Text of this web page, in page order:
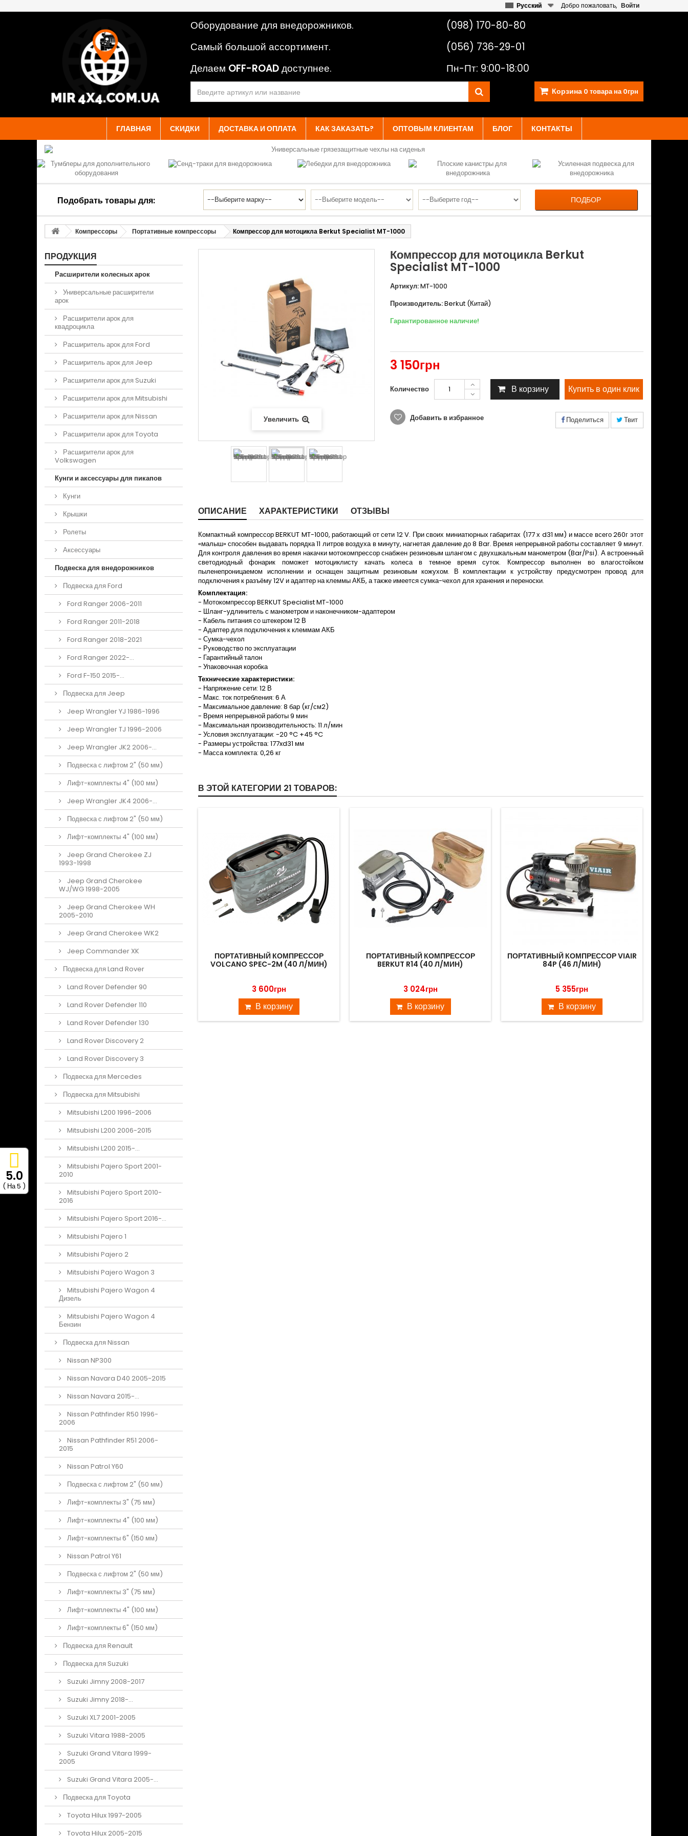
Добро пожаловать, Войти
Русский
Оборудование для внедорожников.
(098) 170-80-80
Самый большой ассортимент.
(056) 736-29-01
Делаем OFF-ROADдоступнее. Пн-Пт: 9:00-18:00
Корзина 0 товара на 0грн
ГЛАВНАЯ СКИДКИ ДОСТАВКА И ОПЛАТА КАК ЗАКАЗАТЬ? ОПТОВЫМ КЛИЕНТАМ БЛОГ КОНТАКТЫ
Подобрать товары для: ПОДБОР
Компрессоры Портативные компрессоры Компрессор для мотоцикла Berkut Specialist MT-1000
ПРОДУКЦИЯ
Расширители колесных арок
Универсальные расширители
арок
Расширители арок для
квадроцикла
Расширитель арок для Ford
Расширитель арок для Jeep
Расширители арок для Suzuki
Расширители арок для Mitsubishi
Расширители арок для Nissan
Расширители арок для Toyota
Расширители арок для
Volkswagen
Кунги и аксессуары для пикапов
Кунги
Крышки
Ролеты
Аксессуары
Подвеска для внедорожников
Подвеска для Ford
Ford Ranger 2006-2011
Ford Ranger 2011-2018
Ford Ranger 2018-2021
Ford Ranger 2022-...
Ford F-150 2015-...
Подвеска для Jeep
Jeep Wrangler YJ 1986-1996
Jeep Wrangler TJ 1996-2006
Jeep Wrangler JK2 2006-...
Подвеска с лифтом 2" (50 мм)
Лифт-комплекты 4" (100 мм)
Jeep Wrangler JK4 2006-...
Подвеска с лифтом 2" (50 мм)
Лифт-комплекты 4" (100 мм)
Jeep Grand Cherokee ZJ
1993-1998
Jeep Grand Cherokee
WJ/WG 1998-2005
Jeep Grand Cherokee WH
2005-2010
Jeep Grand Cherokee WK2
Jeep Commander XK
Подвеска для Land Rover
Land Rover Defender 90
Land Rover Defender 110
Land Rover Defender 130
Land Rover Discovery 2
Land Rover Discovery 3
Подвеска для Mercedes
Подвеска для Mitsubishi
Mitsubishi L200 1996-2006
Mitsubishi L200 2006-2015
Mitsubishi L200 2015-...
Mitsubishi Pajero Sport 2001-
2010
Mitsubishi Pajero Sport 2010-
2016
Mitsubishi Pajero Sport 2016-...
Mitsubishi Pajero 1
Mitsubishi Pajero 2
Mitsubishi Pajero Wagon 3
Mitsubishi Pajero Wagon 4
Дизель
Mitsubishi Pajero Wagon 4
Бензин
Подвеска для Nissan
Nissan NP300
Nissan Navara D40 2005-2015
Nissan Navara 2015-...
Nissan Pathfinder R50 1996-
2006
Nissan Pathfinder R51 2006-
2015
Nissan Patrol Y60
Подвеска с лифтом 2" (50 мм)
Лифт-комплекты 3" (75 мм)
Лифт-комплекты 4" (100 мм)
Лифт-комплекты 6" (150 мм)
Nissan Patrol Y61
Подвеска с лифтом 2" (50 мм)
Лифт-комплекты 3" (75 мм)
Лифт-комплекты 4" (100 мм)
Лифт-комплекты 6" (150 мм)
Подвеска для Renault
Подвеска для Suzuki
Suzuki Jimny 2008-2017
Suzuki Jimny 2018-...
Suzuki XL7 2001-2005
Suzuki Vitara 1988-2005
Suzuki Grand Vitara 1999-
2005
Suzuki Grand Vitara 2005-...
Подвеска для Toyota
Toyota Hilux 1997-2005
Toyota Hilux 2005-2015
Увеличить
Компрессор для мотоцикла Berkut
Specialist MT-1000
Артикул:MT-1000
Производитель:Berkut (Китай)
Гарантированное наличие!
3 150грн
Количество В корзину
Добавить в избранное Поделиться Твит
ОПИСАНИЕ ХАРАКТЕРИСТИКИ ОТЗЫВЫ
Компактный компрессор BERKUT MT-1000, работающий от сети 12 V. При своих миниатюрных габаритах (177 х d31 мм) и массе всего 260г этот
«малыш» способен выдавать порядка 11 литров воздуха в минуту, нагнетая давление до 8 Bar. Время непрерывной работы составляет 9 минут.
Для контроля давления во время накачки мотокомпрессор снабжен резиновым шлангом с двухшкальным манометром (Bar/Psi). А встроенный
светодиодный фонарик поможет мотоциклисту качать колеса в темное время суток. Компрессор выполнен во влагостойком
пыленепроницаемом исполнении и оснащен защитным резиновым кожухом. В комплектации к устройству предусмотрен провод для
подключения к разъёму 12V и адаптер на клеммы АКБ, а также имеется сумка-чехол для хранения и переноски.
Комплектация:
- Мотокомпрессор BERKUT Specialist MT-1000
- Шланг-удлинитель с манометром и наконечником-адаптером
- Кабель питания со штекером 12 В
- Адаптер для подключения к клеммам АКБ
- Сумка-чехол
- Руководство по эксплуатации
- Гарантийный талон
- Упаковочная коробка
Технические характеристики:
- Напряжение сети: 12 В
- Макс. ток потребления: 6 А
- Максимальное давление: 8 бар (кг/см2)
- Время непрерывной работы 9 мин
- Максимальная производительность: 11 л/мин
- Условия эксплуатации: -20 °C +45 °C
- Размеры устройства: 177xd31 мм
- Масса комплекта: 0,26 кг
В ЭТОЙ КАТЕГОРИИ 21 ТОВАРОВ:
Новое
ПОРТАТИВНЫЙ КОМПРЕССОР
ESCAPE (160 Л/МИН)
5 918грн
В корзину
ПОРТАТИВНЫЙ КОМПРЕССОР
VOLCANO SPEC-2M (40 Л/МИН)
3 600грн
В корзину
ПОРТАТИВНЫЙ КОМПРЕССОР
BERKUT R14 (40 Л/МИН)
3 024грн
В корзину
ПОРТАТИВНЫЙ КОМПРЕССОР VIAIR
84P (46 Л/МИН)
5 355грн
В корзину
5.0
( На 5 )